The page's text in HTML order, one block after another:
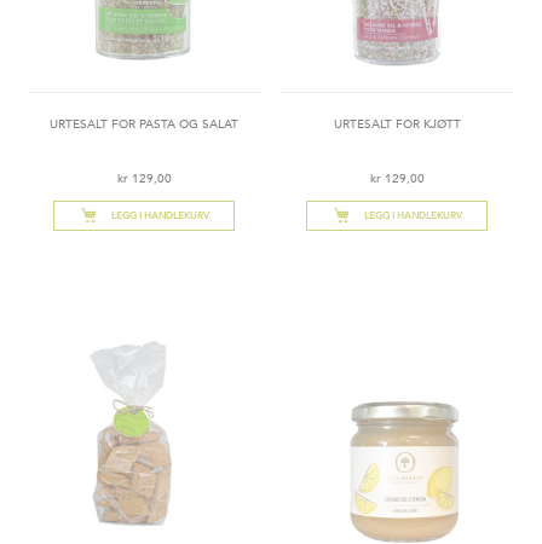
URTESALT FOR PASTA OG SALAT
kr 129,00
LEGG I HANDLEKURV
URTESALT FOR KJØTT
kr 129,00
LEGG I HANDLEKURV